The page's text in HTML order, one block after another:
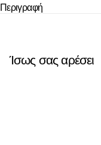
Περιγραφή
Ίσως σας αρέσει